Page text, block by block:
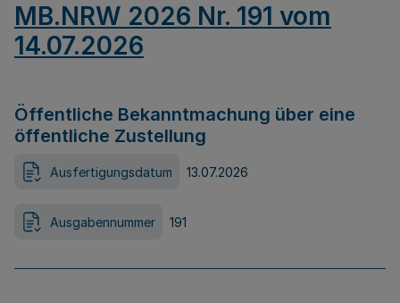
MB.NRW 2026 Nr. 191 vom
14.07.2026
Öffentliche Bekanntmachung über eine
öffentliche Zustellung
Ausfertigungsdatum 13.07.2026
Ausgabennummer 191